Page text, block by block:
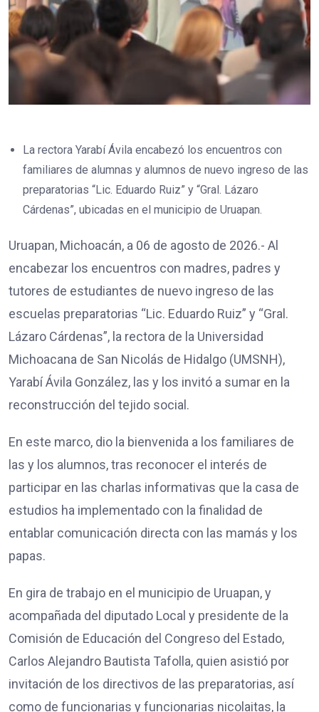
La rectora Yarabí Ávila encabezó los encuentros con
familiares de alumnas y alumnos de nuevo ingreso de las
preparatorias “Lic. Eduardo Ruiz” y “Gral. Lázaro
Cárdenas”, ubicadas en el municipio de Uruapan.
Uruapan, Michoacán, a 06 de agosto de 2026.- Al
encabezar los encuentros con madres, padres y
tutores de estudiantes de nuevo ingreso de las
escuelas preparatorias “Lic. Eduardo Ruiz” y “Gral.
Lázaro Cárdenas”, la rectora de la Universidad
Michoacana de San Nicolás de Hidalgo (UMSNH),
Yarabí Ávila González, las y los invitó a sumar en la
reconstrucción del tejido social.
En este marco, dio la bienvenida a los familiares de
las y los alumnos, tras reconocer el interés de
participar en las charlas informativas que la casa de
estudios ha implementado con la finalidad de
entablar comunicación directa con las mamás y los
papas.
En gira de trabajo en el municipio de Uruapan, y
acompañada del diputado Local y presidente de la
Comisión de Educación del Congreso del Estado,
Carlos Alejandro Bautista Tafolla, quien asistió por
invitación de los directivos de las preparatorias, así
como de funcionarias y funcionarias nicolaitas, la